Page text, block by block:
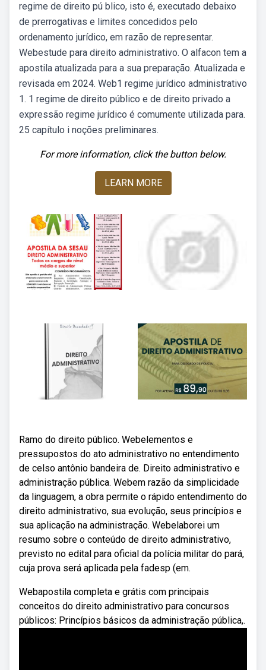
regime de direito pú blico, isto é, executado debaixo
de prerrogativas e limites concedidos pelo
ordenamento jurídico, em razão de representar.
Webestude para direito administrativo. O alfacon tem a
apostila atualizada para a sua preparação. Atualizada e
revisada em 2024. Web1 regime jurídico administrativo
1. 1 regime de direito público e de direito privado a
expressão regime jurídico é comumente utilizada para.
25 capítulo i noções preliminares.
For more information, click the button below.
LEARN MORE
Ramo do direito público. Webelementos e
pressupostos do ato administrativo no entendimento
de celso antônio bandeira de. Direito administrativo e
administração pública. Webem razão da simplicidade
da linguagem, a obra permite o rápido entendimento do
direito administrativo, sua evolução, seus princípios e
sua aplicação na administração. Webelaborei um
resumo sobre o conteúdo de direito administrativo,
previsto no edital para oficial da polícia militar do pará,
cuja prova será aplicada pela fadesp (em.
Webapostila completa e grátis com principais
conceitos do direito administrativo para concursos
públicos: Princípios básicos da administração pública,.